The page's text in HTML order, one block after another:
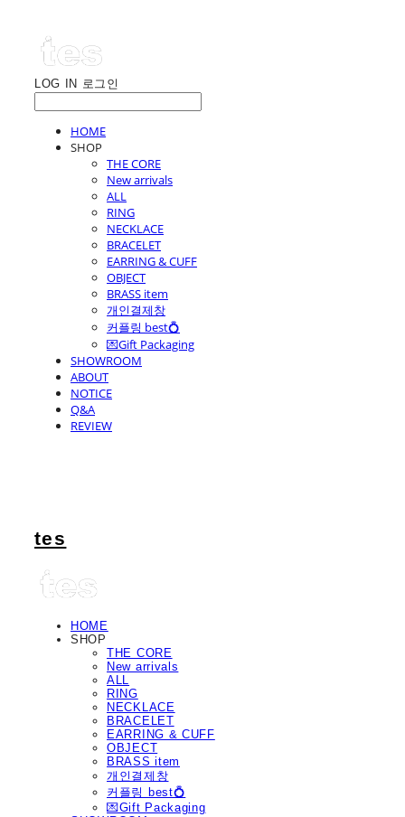
LOG IN 로그인
HOME
SHOP
THE CORE
New arrivals
ALL
RING
NECKLACE
BRACELET
EARRING & CUFF
OBJECT
BRASS item
개인결제창
커플링 best💍
💌Gift Packaging
SHOWROOM
ABOUT
NOTICE
Q&A
REVIEW
tes
HOME
SHOP
THE CORE
New arrivals
ALL
RING
NECKLACE
BRACELET
EARRING & CUFF
OBJECT
BRASS item
개인결제창
커플링 best💍
💌Gift Packaging